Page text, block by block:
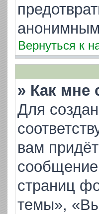
Вернуться к
» Как мне
Для
вам
страниц
темы», «Вы